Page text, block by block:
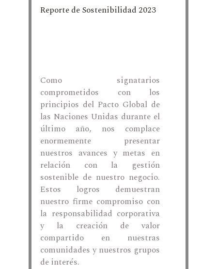
Reporte de Sostenibilidad 2023
Como signatarios
comprometidos con los
principios del Pacto Global de
las Naciones Unidas durante el
último año, nos complace
enormemente presentar
nuestros avances y metas en
relación con la gestión
sostenible de nuestro negocio.
Estos logros demuestran
nuestro firme compromiso con
la responsabilidad corporativa
y la creación de valor
compartido en nuestras
comunidades y nuestros grupos
de interés.